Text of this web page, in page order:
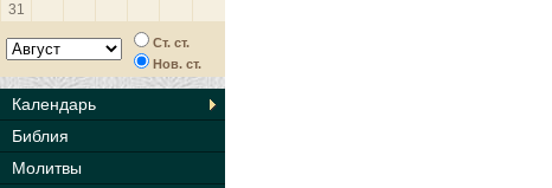
31
Ст. ст.
Нов. ст.
Календарь
Библия
Молитвы